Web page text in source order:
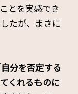
とを実感でき
たが、まさに
自分を否定する
くれるものに